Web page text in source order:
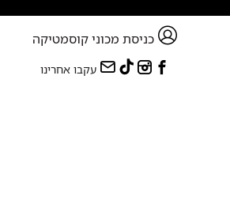
כניסת מכוני קוסמטיקה
עקבו אחרינו